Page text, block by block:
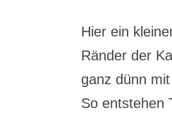
Hier ein
Ränder der
ganz dünn
So entstehen